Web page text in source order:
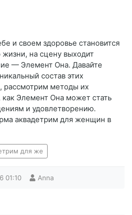
и своем здоровье становится
на сцену выходит
— Элемент Она. Давайте
состав этих
рассмотрим методы их
Элемент Она может стать
и удовлетворению.
аквадетрим для женщин в
для же
01:10 Anna